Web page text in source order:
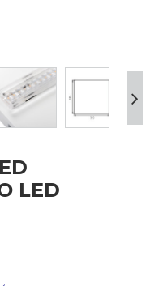
LED